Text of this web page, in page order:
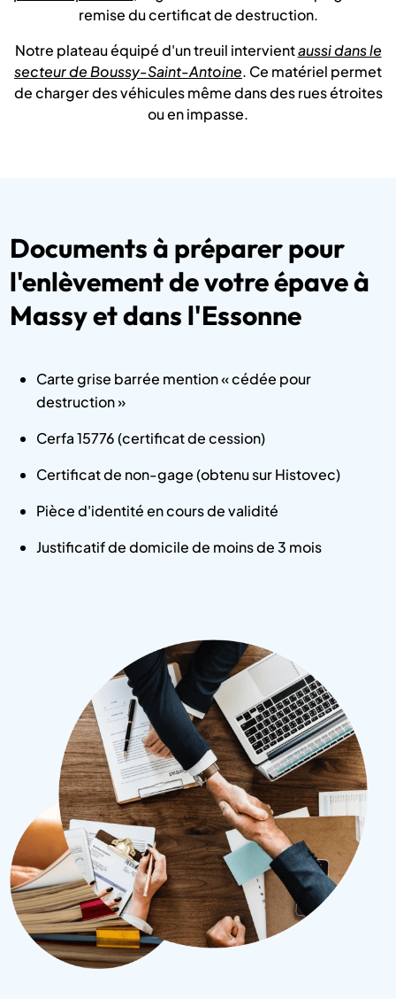
remise du certificat de destruction.
Notre plateau équipé d'un treuil intervientaussi dans le
secteur de Boussy-Saint-Antoine. Ce matériel permet
de charger des véhicules même dans des rues étroites
ou en impasse.
Documents à préparer pour
l'enlèvement de votre épave à
Massy et dans l'Essonne
Carte grise barrée mention « cédée pour
destruction »
Cerfa 15776 (certificat de cession)
Certificat de non-gage (obtenu sur Histovec)
Pièce d'identité en cours de validité
Justificatif de domicile de moins de 3 mois